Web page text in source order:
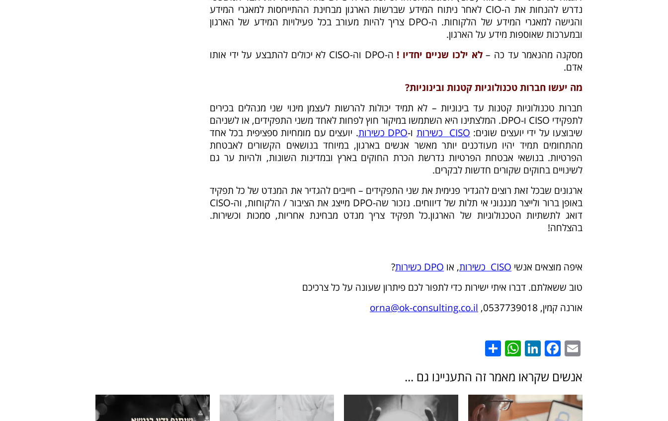
נדרש להנחות את ה-CIO לאחר ניתוח המידע שברשות הארגון מבחינת ההתייחסות למאגרי המידע
והגישה למאגרי המידע של הלקוחות. ה-DPO צריך להיות מעורב בכל פעילויות המידע של הארגון
ובמערכות שאוספות מידע על הארגון.
מסקנה מהנאמר עד כה –לא ילכו שניים יחדיו !
ה-DPO וה-CISO לא יכולים להתבצע על ידי אותו
אדם.
מה יעשו חברות טכנולוגיות קטנות ובינוניות?
חברות טכנולוגיות קטנות עד בינוניות – לא תמיד יכולות להרשות לעצמן מינוי שני מנהלים בכירים
לתפקידי CISO ו-DPO. המלצתינו היא השתמשו במיקור חוץ לפחות לאחד משני התפקידים, או לשניהם
שיבוצעו על ידי יועצים שונים: CISO כשירות ו-DPO כשירות
. יועצים עם מומחיות ספציפית בכל אחד
מהתחומים תמיד יהיו מעודכנים יותר מאשר אנשים בארגון, במיוחד בנושאים הקשורים לאבטחת
הפרטיות. בנושאי אבטחת הפרטיות נדרשת הכרת החוקים בארץ ובמדינות השונות, ולהיות ער גם
לשינויים בחוקים שקורים חדשות לבקרים.
ארגונים שבכל זאת רוצים להגדיר פנימית את שני התפקידים – חייבים להגדיר את המנדט של כל תפקיד
באופן ברור ולייצר מנגנוני אי תלות של דיווחים. נזכור שה-DPO מייצג את הציבור / הלקוחות, וה-CISO
דואג לתשתיות הטכנולוגיות של הארגון.כל תפקיד צריך מנדט מבחינת אחריות, סמכות וכשירות.
בהצלחה!
איפה מוצאים אנשי CISO כשירות , או DPO כשירות
?
טוב ששאלתם. דברו איתי ישירות כדי לתפור לכם פיתרון שעונה על כל צרכיכם
אורנה קמין, 0537739018,
orna@ok-consulting.co.il
Email
Facebook
LinkedIn
WhatsApp
אנשים שקראו מאמר זה התעניינו גם ...